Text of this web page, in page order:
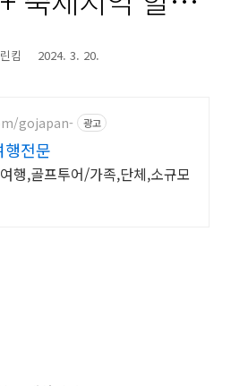
킴 2024. 3. 20.
gojapan- 광고
전문
행,골프투어/가족,단체,소규모